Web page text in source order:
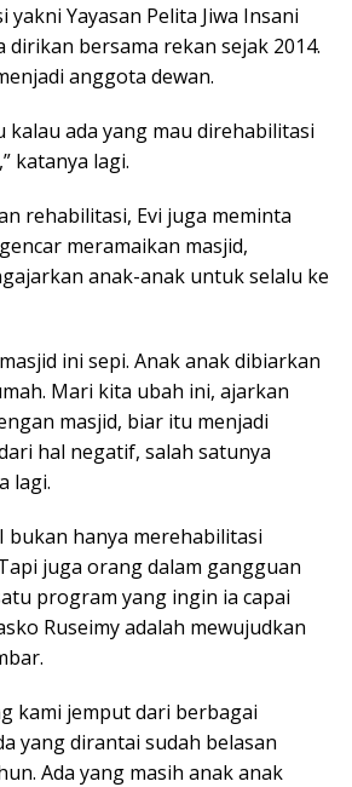
yakni Yayasan Pelita Jiwa Insani
dirikan bersama rekan sejak 2014.
anggota dewan.
kalau ada yang mau direhabilitasi
katanya lagi.
rehabilitasi, Evi juga meminta
meramaikan masjid,
anak-anak untuk selalu ke
ini sepi. Anak anak dibiarkan
Mari kita ubah ini, ajarkan
masjid, biar itu menjadi
hal negatif, salah satunya
lagi.
bukan hanya merehabilitasi
juga orang dalam gangguan
program yang ingin ia capai
Ruseimy adalah mewujudkan
kami jemput dari berbagai
yang dirantai sudah belasan
Ada yang masih anak anak